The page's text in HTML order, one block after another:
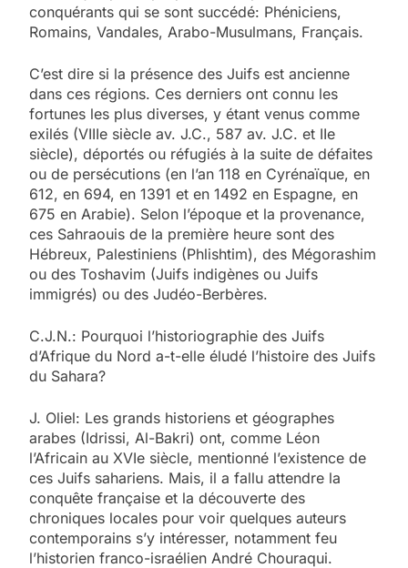
conquérants qui se sont succédé: Phéniciens,
Romains, Vandales, Arabo-Musulmans, Français.
C’est dire si la présence des Juifs est ancienne
dans ces régions. Ces derniers ont connu les
fortunes les plus diverses, y étant venus comme
exilés (VIIIe siècle av. J.C., 587 av. J.C. et IIe
siècle), déportés ou réfugiés à la suite de défaites
ou de persécutions (en l’an 118 en Cyrénaïque, en
612, en 694, en 1391 et en 1492 en Espagne, en
675 en Arabie). Selon l’époque et la provenance,
ces Sahraouis de la première heure sont des
Hébreux, Palestiniens (Phlishtim), des Mégorashim
ou des Toshavim (Juifs indigènes ou Juifs
immigrés) ou des Judéo-Berbères.
C.J.N.: Pourquoi l’historiographie des Juifs
d’Afrique du Nord a-t-elle éludé l’histoire des Juifs
du Sahara?
J. Oliel: Les grands historiens et géographes
arabes (Idrissi, Al-Bakri) ont, comme Léon
l’Africain au XVIe siècle, mentionné l’existence de
ces Juifs sahariens. Mais, il a fallu attendre la
conquête française et la découverte des
chroniques locales pour voir quelques auteurs
contemporains s’y intéresser, notamment feu
l’historien franco-israélien André Chouraqui.